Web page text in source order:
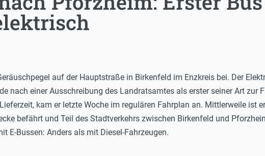
auf der Hauptstraße in Birkenfeld im Enzkreis bei. Der
nach einer Ausschreibung des Landratsamtes als erster seiner Art zur
kam er letzte Woche im regulären Fahrplan an. Mittlerweile ist
befährt und Teil des Stadtverkehrs zwischen Birkenfeld und
E-Bussen: Anders als mit Diesel-Fahrzeugen.